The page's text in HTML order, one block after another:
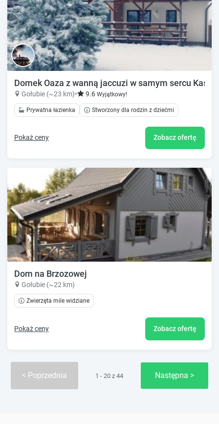
Domek Oaza z wanną jaccuzi w samym sercu
Gołubie (~23 km)• 9.6 Wyjątkowy!
Prywatna łazienka Stworzony dla rodzin z dziećmi
Pokaż ceny Zobacz ofertę
Dom na Brzozowej
Gołubie (~22 km)
Zwierzęta mile widziane
Pokaż ceny Zobacz ofertę
Poprzednia 1 - 20 z 44 Następna